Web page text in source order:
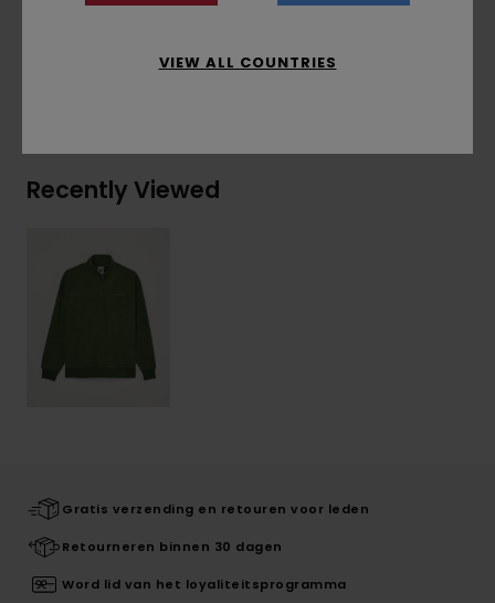
polyester
Recently Viewed
Gratis verzending en retouren voor leden
Retourneren binnen 30 dagen
Word lid van het loyaliteitsprogramma
VIEW ALL COUNTRIES